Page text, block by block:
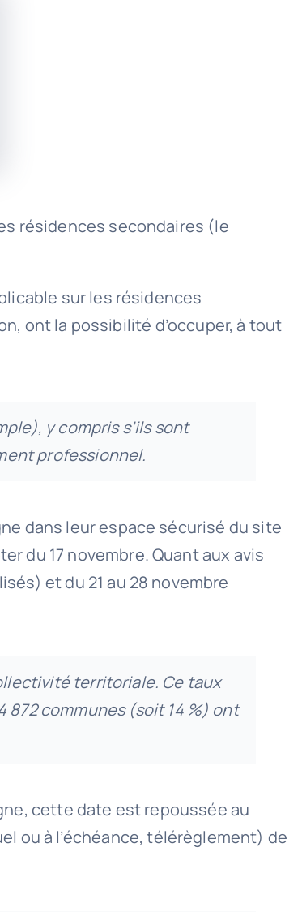
résidences secondaires (le
sur les résidences
ont la possibilité d’occuper, à tout
y compris s’ils sont
professionnel.
dans leur espace sécurisé du site
du 17 novembre. Quant aux avis
et du 21 au 28 novembre
territoriale. Ce taux
872 communes (soit 14 %) ont
cette date est repoussée au
ou à l’échéance, télérèglement) de